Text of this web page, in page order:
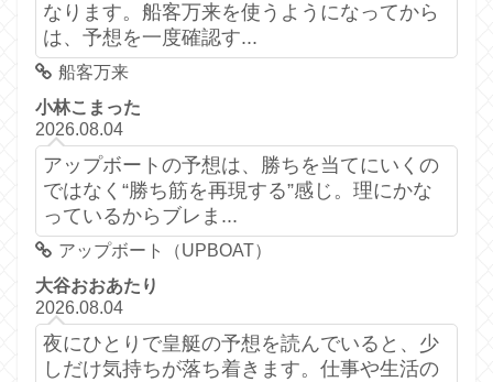
なります。船客万来を使うようになってから
は、予想を一度確認す...
船客万来
小林こまった
2026.08.04
アップボートの予想は、勝ちを当てにいくの
ではなく“勝ち筋を再現する”感じ。理にかな
っているからブレま...
アップボート（UPBOAT）
大谷おおあたり
2026.08.04
夜にひとりで皇艇の予想を読んでいると、少
しだけ気持ちが落ち着きます。仕事や生活の